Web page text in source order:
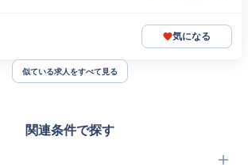
気になる
似ている求人をすべて見る
関連条件で探す